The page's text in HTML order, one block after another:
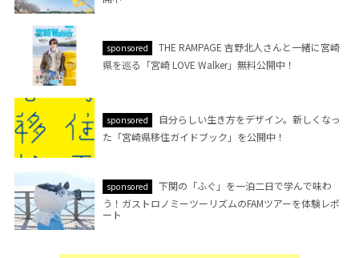
sponsored
THE RAMPAGE 吉野北人さんと一緒に宮崎
県を巡る「宮崎 LOVE Walker」無料公開中！
sponsored
自分らしい生き方をデザイン。新しくなっ
た「宮崎県移住ガイドブック」を公開中！
sponsored
下関の「ふぐ」を一泊二日で学んで味わ
う！ガストロノミーツーリズムのFAMツアーを体験レポ
ート